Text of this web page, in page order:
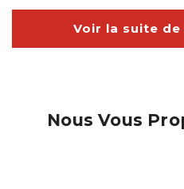
Voir la suite
Nous Vous